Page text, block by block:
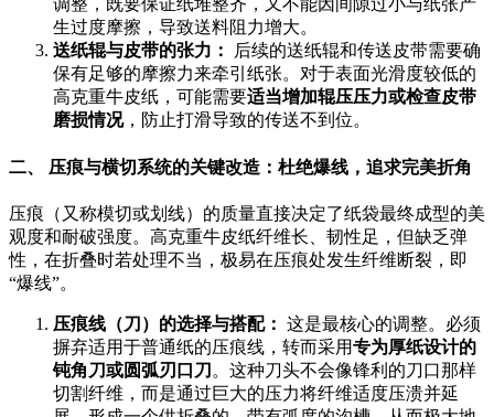
调整，既要保证纸堆整齐，又不能因间隙过小与纸张产
生过度摩擦，导致送料阻力增大。
送纸辊与皮带的张力：
后续的送纸辊和传送皮带需要确
保有足够的摩擦力来牵引纸张。对于表面光滑度较低的
高克重牛皮纸，可能需要适当增加辊压压力或检查皮带
磨损情况，防止打滑导致的传送不到位。
二、 压痕与横切系统的关键改造：杜绝爆线，追求完美折角
压痕（又称模切或划线）的质量直接决定了纸袋最终成型的美
观度和耐破强度。高克重牛皮纸纤维长、韧性足，但缺乏弹
性，在折叠时若处理不当，极易在压痕处发生纤维断裂，即
“爆线”。
压痕线（刀）的选择与搭配： 这是最核心的调整。必须
摒弃适用于普通纸的压痕线，转而采用专为厚纸设计的
钝角刀或圆弧刃口刀 。这种刀头不会像锋利的刀口那样
切割纤维，而是通过巨大的压力将纤维适度压溃并延